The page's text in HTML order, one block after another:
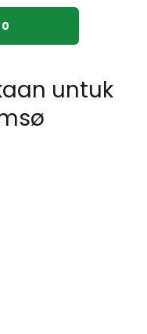
untuk